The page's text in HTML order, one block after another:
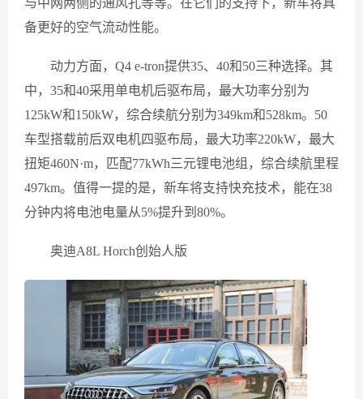
与中网两侧的通风孔等等。在它们的支持下，新车将具
备更好的空气流动性能。
动力方面，Q4 e-tron提供35、40和50三种选择。其
中，35和40采用单电机后驱布局，最大功率分别为
125kW和150kW，综合续航分别为349km和528km。50
车型搭载前后双电机四驱布局，最大功率220kW，最大
扭矩460N·m，匹配77kWh三元锂电池组，综合续航里程
497km。值得一提的是，新车将支持快充技术，能在38
分钟内将电池电量从5%提升到80%。
奥迪A8L Horch创始人版